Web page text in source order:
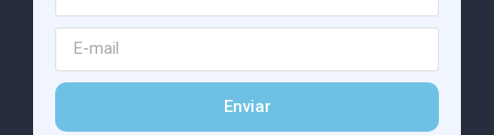
Enviar